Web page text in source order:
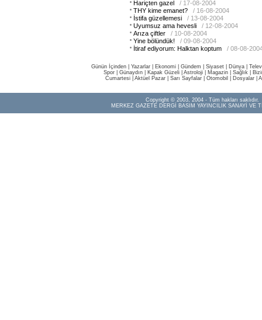
Hariçten gazel
/ 17-08-2004
THY kime emanet?
/ 16-08-2004
İstifa güzellemesi
/ 13-08-2004
Uyumsuz ama hevesli
/ 12-08-2004
Arıza çiftler
/ 10-08-2004
Yine bölündük!
/ 09-08-2004
İtiraf ediyorum: Halktan koptum
/ 08-08-
Günün İçinden Yazarlar Ekonomi Gündem Siyaset Dünya |
Spor
Günaydın Kapak Güzeli Astroloji Magazin Sağlık
Cumartesi| Aktüel Pazar| Sarı Sayfalar| Otomobil Dosyalar|
Copyright © 2003, 2004 - Tüm hakları saklıdır.
MERKEZ GAZETE DERGİ BASIM YAYINCILIK SANAYİ VE